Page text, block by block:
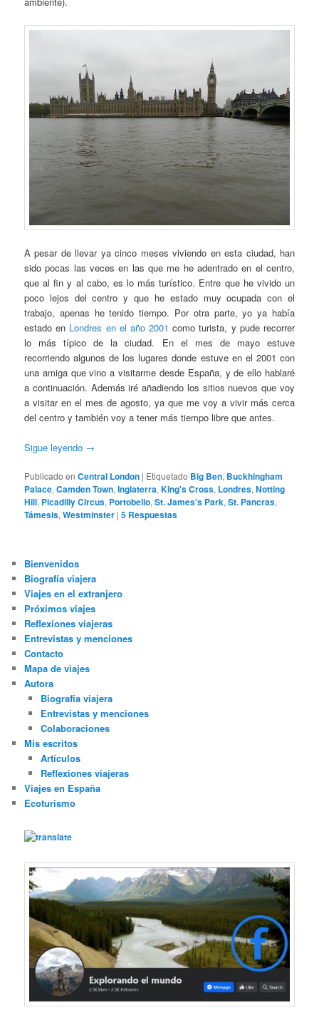
A pesar de llevar ya cinco meses viviendo en esta ciudad, han
sido pocas las veces en las que me he adentrado en el centro,
que al fin y al cabo, es lo más turístico. Entre que he vivido un
poco lejos del centro y que he estado muy ocupada con el
trabajo, apenas he tenido tiempo. Por otra parte, yo ya había
estado en Londres en el año 2001 como turista, y pude recorrer
lo más típico de la ciudad. En el mes de mayo estuve
recorriendo algunos de los lugares donde estuve en el 2001 con
una amiga que vino a visitarme desde España, y de ello hablaré
a continuación. Además iré añadiendo los sitios nuevos que voy
a visitar en el mes de agosto, ya que me voy a vivir más cerca
del centro y también voy a tener más tiempo libre que antes.
Sigue leyendo →
Publicado en Central London | Etiquetado Big Ben, Buckhingham
Palace,Camden Town,Inglaterra,King's Cross, Londres,Notting
Hill, Picadilly Circus, Portobello,St. James's Park,St. Pancras,
Támesis,Westminster |5 Respuestas
Bienvenidos
Biografía viajera
Viajes en el extranjero
Próximos viajes
Reflexiones viajeras
Entrevistas y menciones
Contacto
Mapa de viajes
Autora
Biografía viajera
Entrevistas y menciones
Colaboraciones
Mis escritos
Artículos
Reflexiones viajeras
Viajes en España
Ecoturismo